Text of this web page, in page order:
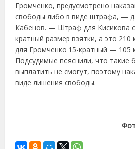
Громченко, предусмотрено
свободы либо в виде штрафа, —
Кабенов. — Штраф для Кисикова
кратный размер взятки, а это 210
для Громченко 15-кратный — 105
Подсудимые пояснили, что такие
выплатить не смогут, поэтому
виде лишения свободы.